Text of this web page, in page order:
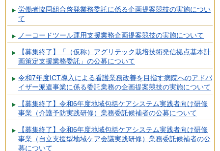
労働者協同組合啓発業務委託に係る企画提案競技の実施につい
て
ノーコードツール運用支援業務企画提案競技の実施について
【募集終了】「（仮称）アグリテック栽培技術発信拠点基本計
画策定支援業務委託」の公募について
令和7年度ICT導入による看護業務改善を目指す病院へのアドバ
イザー派遣事業に係る委託業務の企画提案競技の実施について
【募集終了】令和6年度地域包括ケアシステム実践者向け研修
事業（介護予防実践研修）業務委託候補者の公募について
【募集終了】令和6年度地域包括ケアシステム実践者向け研修
事業（自立支援型地域ケア会議実践研修）業務委託候補者の公
募について